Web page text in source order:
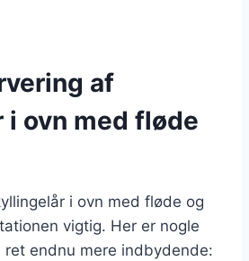
af
ovn med fløde
i ovn med fløde og
vigtig. Her er nogle
endnu mere indbydende: